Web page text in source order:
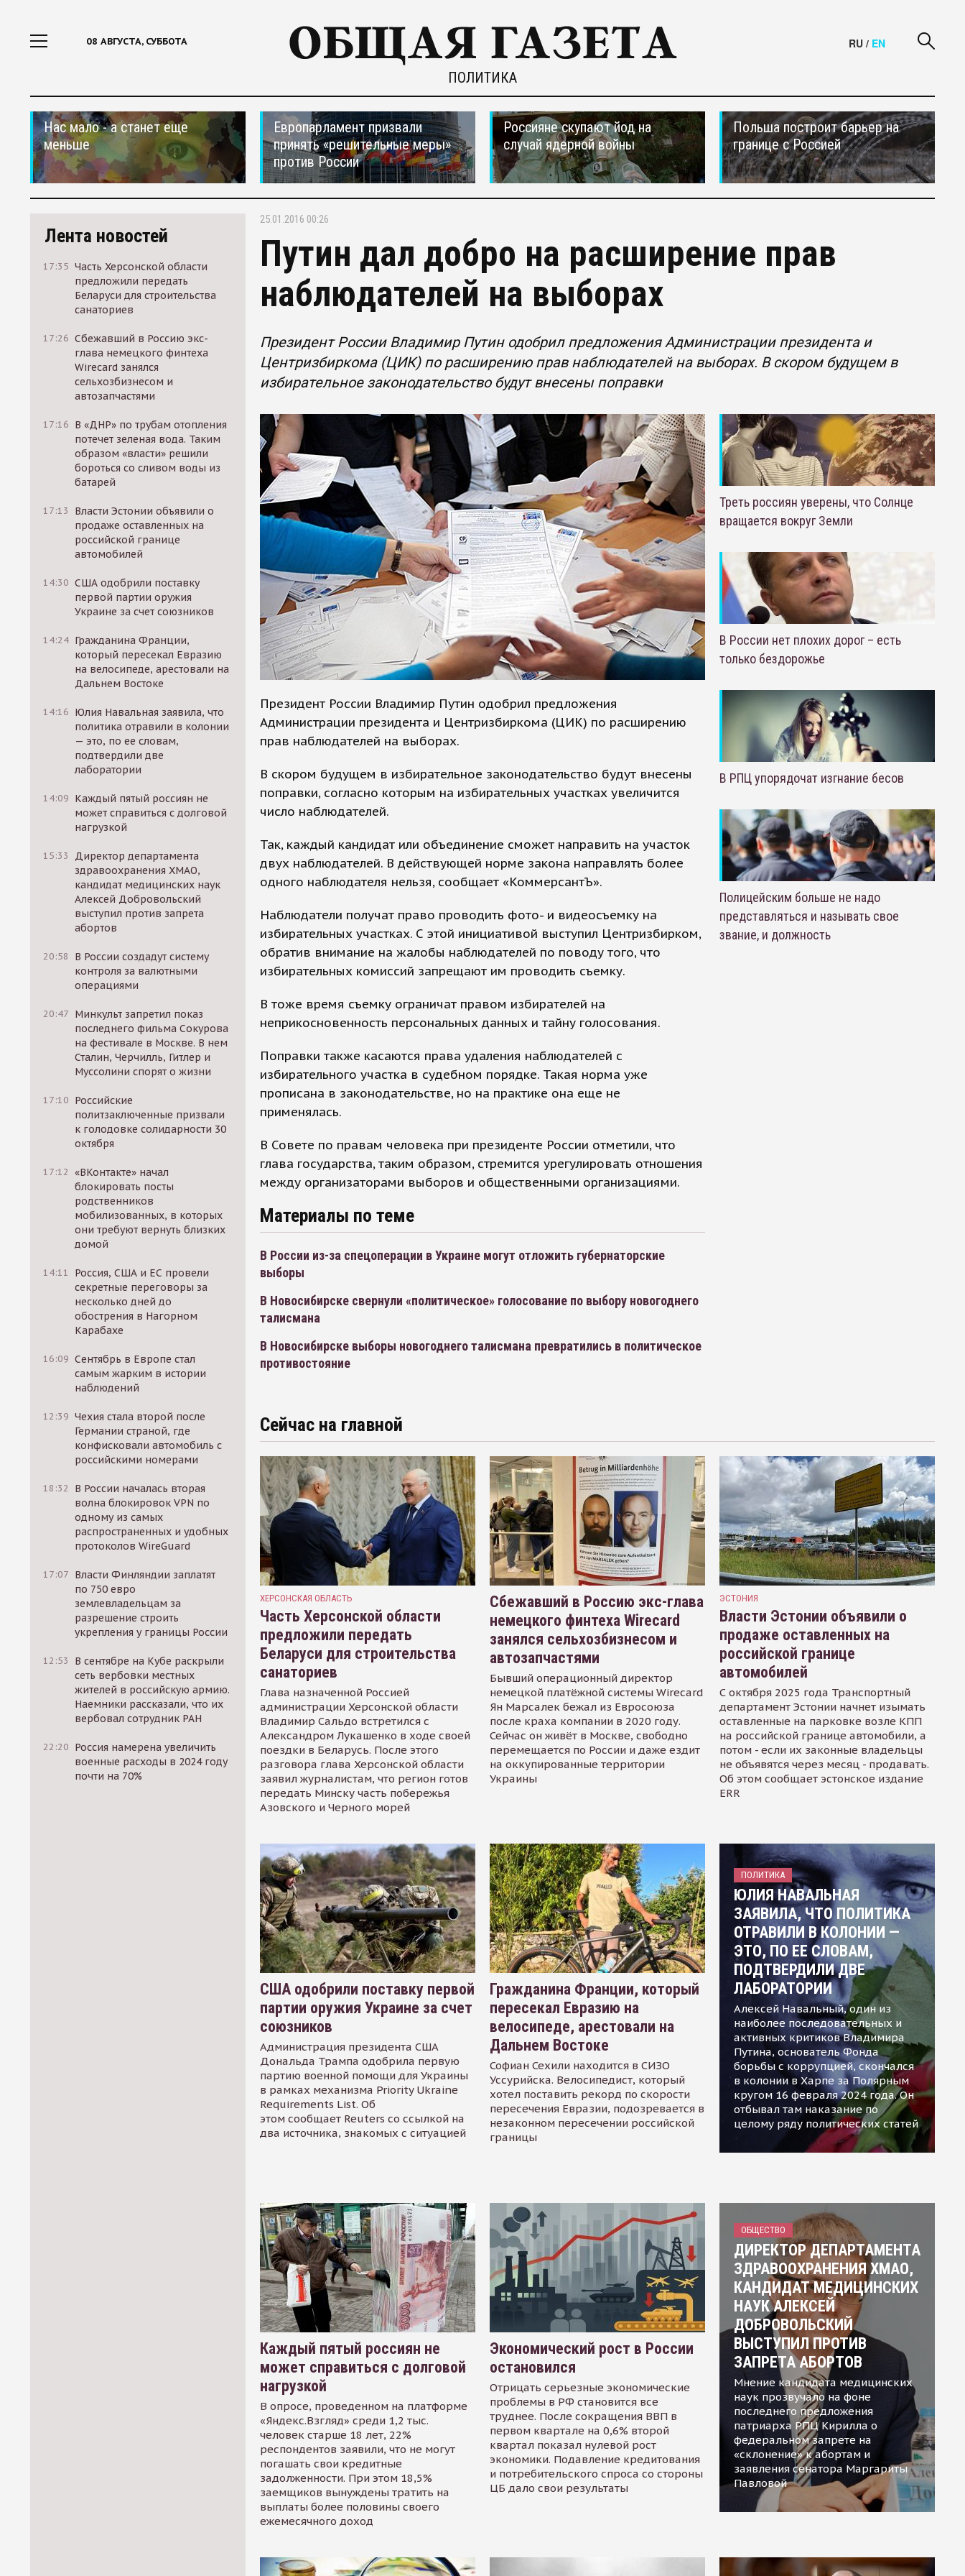
08 АВГУСТА, СУББОТА
ПОЛИТИКА
RU / EN
Нас мало - а станет еще
меньше
Европарламент призвали
принять «решительные меры»
против России
Россияне скупают йод на
случай ядерной войны
Польша построит барьер на
границе с Россией
Лента новостей
17:35 Часть Херсонской области
предложили передать
Беларуси для строительства
санаториев
17:26 Сбежавший в Россию экс-
глава немецкого финтеха
Wirecard занялся
сельхозбизнесом и
автозапчастями
17:16 В «ДНР» по трубам отопления
потечет зеленая вода. Таким
образом «власти» решили
бороться со сливом воды из
батарей
17:13
Власти Эстонии объявили о
продаже оставленных на
российской границе
автомобилей
14:30 США одобрили поставку
первой партии оружия
Украине за счет союзников
14:24 Гражданина Франции,
который пересекал Евразию
на велосипеде, арестовали на
Дальнем Востоке
14:16 Юлия Навальная заявила, что
политика отравили в колонии
— это, по ее словам,
подтвердили две
лаборатории
14:09 Каждый пятый россиян не
может справиться с долговой
нагрузкой
15:33
Директор департамента
здравоохранения ХМАО,
кандидат медицинских наук
Алексей Добровольский
выступил против запрета
абортов
20:58
В России создадут систему
контроля за валютными
операциями
20:47 Минкульт запретил показ
последнего фильма Сокурова
на фестивале в Москве. В нем
Сталин, Черчилль, Гитлер и
Муссолини спорят о жизни
17:10 Российские
политзаключенные призвали
к голодовке солидарности 30
октября
17:12 «ВКонтакте» начал
блокировать посты
родственников
мобилизованных, в которых
они требуют вернуть близких
домой
14:11
Россия, США и ЕС провели
секретные переговоры за
несколько дней до
обострения в Нагорном
Карабахе
16:09 Сентябрь в Европе стал
самым жарким в истории
наблюдений
12:39 Чехия стала второй после
Германии страной, где
конфисковали автомобиль с
российскими номерами
18:32
В России началась вторая
волна блокировок VPN по
одному из самых
распространенных и удобных
протоколов WireGuard
17:07 Власти Финляндии заплатят
по 750 евро
землевладельцам за
разрешение строить
укрепления у границы России
12:53
В сентябре на Кубе раскрыли
сеть вербовки местных
жителей в российскую армию.
Наемники рассказали, что их
вербовал сотрудник РАН
22:20 Россия намерена увеличить
военные расходы в 2024 году
почти на 70%
25.01.2016 00:26
Путин дал добро на расширение прав
наблюдателей на выборах
Президент России Владимир Путин одобрил предложения Администрации президента и
Центризбиркома (ЦИК) по расширению прав наблюдателей на выборах. В скором будущем в
избирательное законодательство будут внесены поправки
Президент России Владимир Путин одобрил предложения
Администрации президента и Центризбиркома (ЦИК) по расширению
прав наблюдателей на выборах.
В скором будущем в избирательное законодательство будут внесены
поправки, согласно которым на избирательных участках увеличится
число наблюдателей.
Так, каждый кандидат или объединение сможет направить на участок
двух наблюдателей. В действующей норме закона направлять более
одного наблюдателя нельзя, сообщает «КоммерсантЪ».
Наблюдатели получат право проводить фото- и видеосъемку на
избирательных участках. С этой инициативой выступил Центризбирком,
обратив внимание на жалобы наблюдателей по поводу того, что
избирательных комиссий запрещают им проводить съемку.
В тоже время съемку ограничат правом избирателей на
неприкосновенность персональных данных и тайну голосования.
Поправки также касаются права удаления наблюдателей с
избирательного участка в судебном порядке. Такая норма уже
прописана в законодательстве, но на практике она еще не
применялась.
В Совете по правам человека при президенте России отметили, что
глава государства, таким образом, стремится урегулировать отношения
между организаторами выборов и общественными организациями.
Материалы по теме
В России из-за спецоперации в Украине могут отложить губернаторские
выборы
В Новосибирске свернули «политическое» голосование по выбору новогоднего
талисмана
В Новосибирске выборы новогоднего талисмана превратились в политическое
противостояние
Треть россиян уверены, что Солнце
вращается вокруг Земли
В России нет плохих дорог – есть
только бездорожье
В РПЦ упорядочат изгнание бесов
Полицейским больше не надо
представляться и называть свое
звание, и должность
Сейчас на главной
ХЕРСОНСКАЯ ОБЛАСТЬ
Часть Херсонской области
предложили передать
Беларуси для строительства
санаториев
Глава назначенной Россией
администрации Херсонской области
Владимир Сальдо встретился с
Александром Лукашенко в ходе своей
поездки в Беларусь. После этого
разговора глава Херсонской области
заявил журналистам, что регион готов
передать Минску часть побережья
Азовского и Черного морей
Сбежавший в Россию экс-глава
немецкого финтеха Wirecard
занялся сельхозбизнесом и
автозапчастями
Бывший операционный директор
немецкой платёжной системы Wirecard
Ян Марсалек бежал из Евросоюза
после краха компании в 2020 году.
Сейчас он живёт в Москве, свободно
перемещается по России и даже ездит
на оккупированные территории
Украины
ЭСТОНИЯ
Власти Эстонии объявили о
продаже оставленных на
российской границе
автомобилей
С октября 2025 года Транспортный
департамент Эстонии начнет изымать
оставленные на парковке возле КПП
на российской границе автомобили, а
потом - если их законные владельцы
не объявятся через месяц - продавать.
Об этом сообщает эстонское издание
ERR
США одобрили поставку первой
партии оружия Украине за счет
союзников
Администрация президента США
Дональда Трампа одобрила первую
партию военной помощи для Украины
в рамках механизма Priority Ukraine
Requirements List. Об
этом сообщает Reuters со ссылкой на
два источника, знакомых с ситуацией
Гражданина Франции, который
пересекал Евразию на
велосипеде, арестовали на
Дальнем Востоке
Софиан Сехили находится в СИЗО
Уссурийска. Велосипедист, который
хотел поставить рекорд по скорости
пересечения Евразии, подозревается в
незаконном пересечении российской
границы
ПОЛИТИКА
ЮЛИЯ НАВАЛЬНАЯ
ЗАЯВИЛА, ЧТО ПОЛИТИКА
ОТРАВИЛИ В КОЛОНИИ —
ЭТО, ПО ЕЕ СЛОВАМ,
ПОДТВЕРДИЛИ ДВЕ
ЛАБОРАТОРИИ
Алексей Навальный, один из
наиболее последовательных и
активных критиков Владимира
Путина, основатель Фонда
борьбы с коррупцией, скончался
в колонии в Харпе за Полярным
кругом 16 февраля 2024 года. Он
отбывал там наказание по
целому ряду политических статей
Каждый пятый россиян не
может справиться с долговой
нагрузкой
В опросе, проведенном на платформе
«Яндекс.Взгляд» среди 1,2 тыс.
человек старше 18 лет, 22%
респондентов заявили, что не могут
погашать свои кредитные
задолженности. При этом 18,5%
заемщиков вынуждены тратить на
выплаты более половины своего
ежемесячного доход
Экономический рост в России
остановился
Отрицать серьезные экономические
проблемы в РФ становится все
труднее. После сокращения ВВП в
первом квартале на 0,6% второй
квартал показал нулевой рост
экономики. Подавление кредитования
и потребительского спроса со стороны
ЦБ дало свои результаты
ОБЩЕСТВО
ДИРЕКТОР ДЕПАРТАМЕНТА
ЗДРАВООХРАНЕНИЯ ХМАО,
КАНДИДАТ МЕДИЦИНСКИХ
НАУК АЛЕКСЕЙ
ДОБРОВОЛЬСКИЙ
ВЫСТУПИЛ ПРОТИВ
ЗАПРЕТА АБОРТОВ
Мнение кандидата медицинских
наук прозвучало на фоне
последнего предложения
патриарха РПЦ Кирилла о
федеральном запрете на
«склонение» к абортам и
заявления сенатора Маргариты
Павловой